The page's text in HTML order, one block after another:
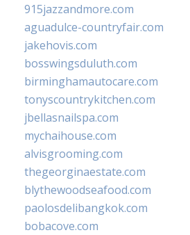
915jazzandmore.com
aguadulce-countryfair.com
jakehovis.com
bosswingsduluth.com
birminghamautocare.com
tonyscountrykitchen.com
jbellasnailspa.com
mychaihouse.com
alvisgrooming.com
thegeorginaestate.com
blythewoodseafood.com
paolosdelibangkok.com
bobacove.com